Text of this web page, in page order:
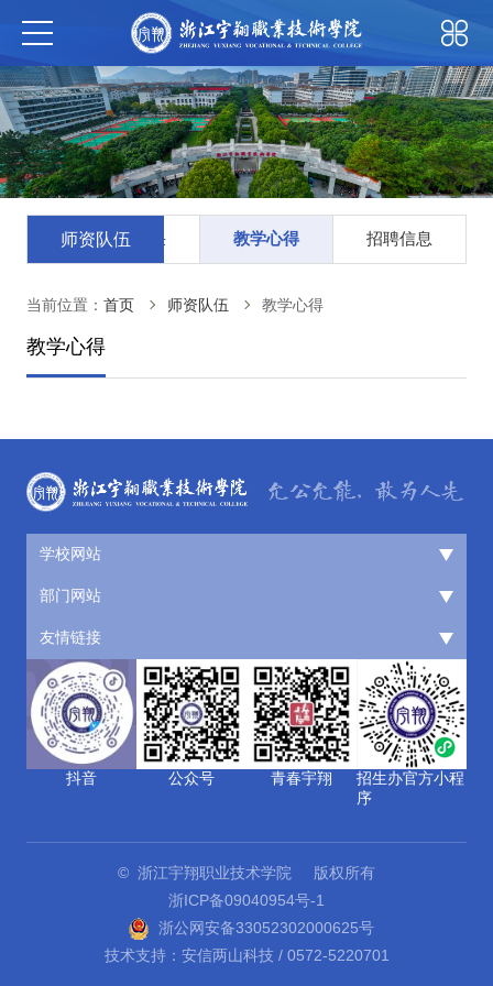
师资队伍教师风采 教学心得 招聘信息
教学心得
当前位置： 首页 师资队伍 教学心得
学校网站
部门网站
友情链接
抖音 公众号 青春宇翔
招生办官方小程
序
© 浙江宇翔职业技术学院 版权所有
浙ICP备09040954号-1
浙公网安备33052302000625号
技术支持：安信两山科技 / 0572-5220701